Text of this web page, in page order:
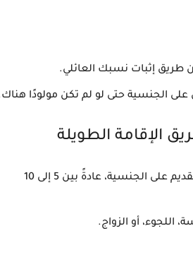
طريق إثبات نسبك العائلي.
على الجنسية حتى لو لم تكن مولودًا
على الجنسية، عادةً بين
5 إلى 10
اللجوء، أو الزواج.